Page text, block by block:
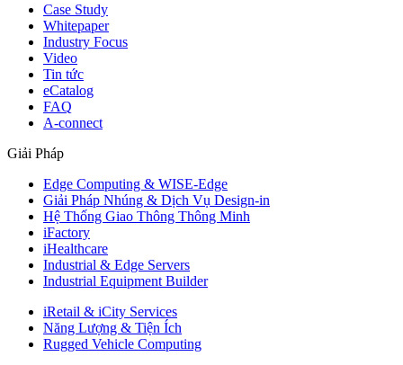
Case Study
Whitepaper
Industry Focus
Video
Tin tức
eCatalog
FAQ
A-connect
Giải Pháp
Edge Computing & WISE-Edge
Giải Pháp Nhúng & Dịch Vụ Design-in
Hệ Thống Giao Thông Thông Minh
iFactory
iHealthcare
Industrial & Edge Servers
Industrial Equipment Builder
iRetail & iCity Services
Năng Lượng & Tiện Ích
Rugged Vehicle Computing